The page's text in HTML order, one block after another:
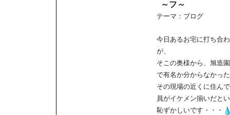
～フ～
テーマ： ブログ
今日あるお宅に打ち合
が、
そこの奥様から、旭造
で有名か分からなかっ
その現場の近くに住ん
員がイケメン揃いだと
恥ずかしいです・・・